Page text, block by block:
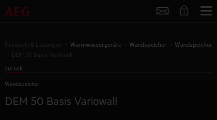
Service
Produkte & Lösungen Warmwassergeräte Wandspeicher Wandspeicher
DEM 50 Basis Variowall
zurück
Wandspeicher
DEM 50 Basis Variowall